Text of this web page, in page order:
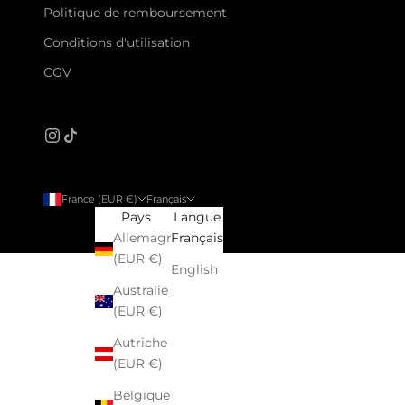
Politique de remboursement
Conditions d'utilisation
CGV
France (EUR €)
Pays
Allemagne
(EUR €)
Australie
(EUR €)
Autriche
(EUR €)
Belgique
Français
Langue
Français
English